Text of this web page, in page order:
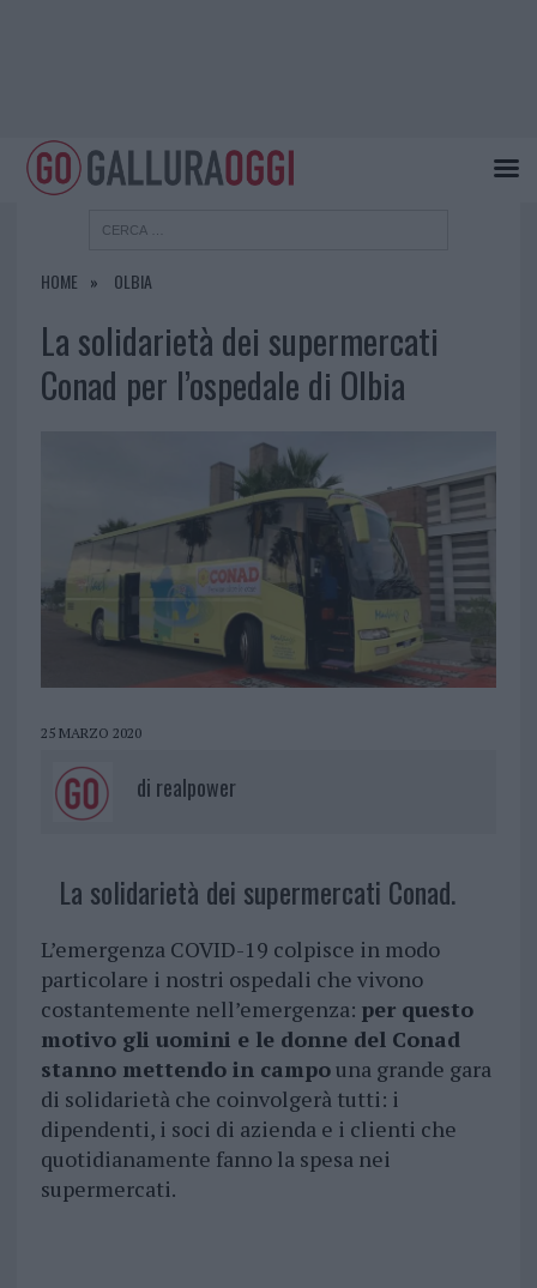
HOME OLBIA
La solidarietà dei supermercati
Conad per l’ospedale di Olbia
25 MARZO 2020
di realpower
La solidarietà dei supermercati Conad.
L’emergenza COVID-19 colpisce in modo
particolare i nostri ospedali che vivono
costantemente nell’emergenza: per questo
motivo gli uomini e le donne del Conad
stanno mettendo in campouna grande gara
di solidarietà che coinvolgerà tutti: i
dipendenti, i soci di azienda e i clienti che
quotidianamente fanno la spesa nei
supermercati.